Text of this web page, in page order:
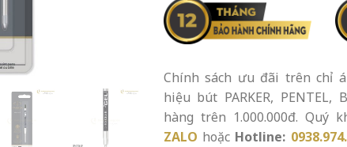
Chính sách ưu đãi trên chỉ
hiệu bút PARKER,
hàng trên 1.000.000đ. Quý
ZALO hoặc Hotline: